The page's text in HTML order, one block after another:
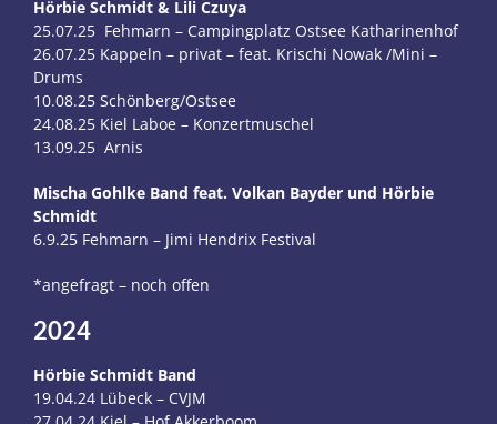
Hörbie Schmidt & Lili Czuya
25.07.25 Fehmarn – Campingplatz Ostsee Katharinenhof
26.07.25 Kappeln – privat – feat. Krischi Nowak /Mini –
Drums
10.08.25 Schönberg/Ostsee
24.08.25 Kiel Laboe – Konzertmuschel
13.09.25 Arnis
Mischa Gohlke Band feat. Volkan Bayder und Hörbie
Schmidt
6.9.25 Fehmarn – Jimi Hendrix Festival
*angefragt – noch offen
2024
Hörbie Schmidt Band
19.04.24 Lübeck – CVJM